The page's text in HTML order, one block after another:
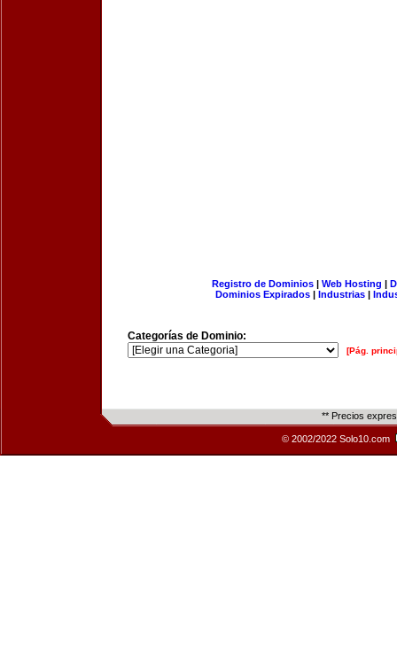
Registro de Dominios| Web Hosting |
Dominios Expirados | Industrias |
Categorías de Dominio:
[Pág.
** Precios
© 2002/2022 Solo10.com